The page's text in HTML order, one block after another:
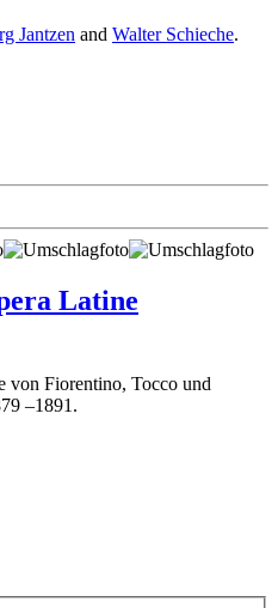
Jantzen and Walter Schieche.
Latine
von Fiorentino, Tocco und
–1891.